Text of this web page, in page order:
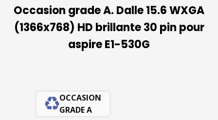
Occasion grade A. Dalle 15.6 WXGA
(1366x768) HD brillante 30 pin pour
aspire E1-530G
OCCASION
GRADE A